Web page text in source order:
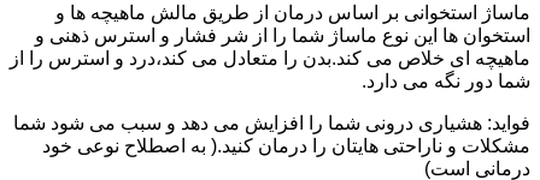
ماساژ استخوانی بر اساس درمان از طریق مالش ماهیچه ها و
استخوان ها این نوع ماساژ شما را از شر فشار و استرس ذهنی و
ماهیچه ای خلاص می کند.بدن را متعادل می کند،درد و استرس را از
شما دور نگه می دارد.
فواید: هشیاری درونی شما را افزایش می دهد و سبب می شود شما
مشکلات و ناراحتی هایتان را درمان کنید.( به اصطلاح نوعی خود
درمانی است)